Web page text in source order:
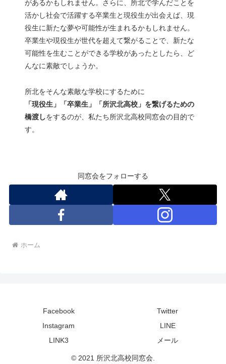
があるかもしれません。さらに、所北で学んだことを
活かし社会で活躍する卒業生と現役生が出会えば、現
役生に新たな夢や可能性が生まれるかもしれません。
卒業生や現役生が世代を超えて繋がることで、新たな
可能性を生むことができる学校があったとしたら、ど
んなに素敵でしょうか。
所北をそんな素敵な学校にするために
「現役生」「卒業生」「所沢北高校」を繋げるための
橋渡しをするのが、私たち所沢北高校同窓会の目的で
す。
同窓会をフォローする
ホーム
Facebook
Twitter
Instagram
LINE
LINK3
メール
© 2021 所沢北高校同窓会.